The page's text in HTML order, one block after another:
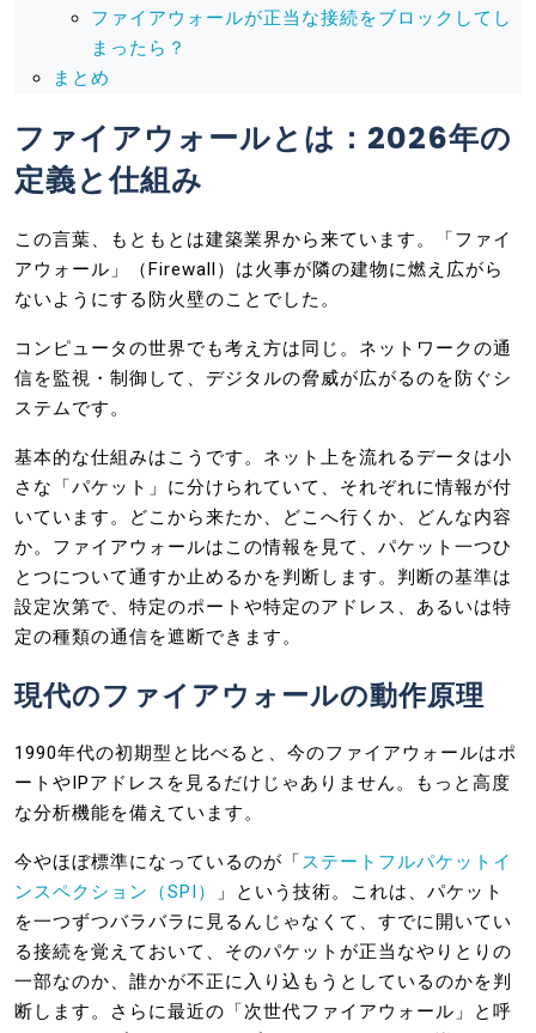
ファイアウォールが正当な接続をブロックしてし
まったら？
まとめ
ファイアウォールとは：2026年の
定義と仕組み
この言葉、もともとは建築業界から来ています。「ファイ
アウォール」（Firewall）は火事が隣の建物に燃え広がら
ないようにする防火壁のことでした。
コンピュータの世界でも考え方は同じ。ネットワークの通
信を監視・制御して、デジタルの脅威が広がるのを防ぐシ
ステムです。
基本的な仕組みはこうです。ネット上を流れるデータは小
さな「パケット」に分けられていて、それぞれに情報が付
いています。どこから来たか、どこへ行くか、どんな内容
か。ファイアウォールはこの情報を見て、パケット一つひ
とつについて通すか止めるかを判断します。判断の基準は
設定次第で、特定のポートや特定のアドレス、あるいは特
定の種類の通信を遮断できます。
現代のファイアウォールの動作原理
1990年代の初期型と比べると、今のファイアウォールはポ
ートやIPアドレスを見るだけじゃありません。もっと高度
な分析機能を備えています。
今やほぼ標準になっているのが「ステートフルパケットイ
ンスペクション（SPI）
」という技術。これは、パケット
を一つずつバラバラに見るんじゃなくて、すでに開いてい
る接続を覚えておいて、そのパケットが正当なやりとりの
一部なのか、誰かが不正に入り込もうとしているのかを判
断します。さらに最近の「次世代ファイアウォール」と呼